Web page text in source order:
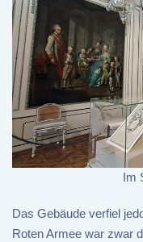
Im
Das Gebäude verfiel
Roten Armee war zwar